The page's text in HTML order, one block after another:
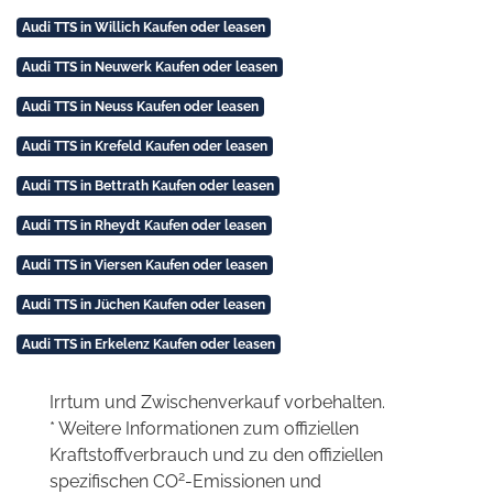
Audi TTS in Willich Kaufen oder leasen
Audi TTS in Neuwerk Kaufen oder leasen
Audi TTS in Neuss Kaufen oder leasen
Audi TTS in Krefeld Kaufen oder leasen
Audi TTS in Bettrath Kaufen oder leasen
Audi TTS in Rheydt Kaufen oder leasen
Audi TTS in Viersen Kaufen oder leasen
Audi TTS in Jüchen Kaufen oder leasen
Audi TTS in Erkelenz Kaufen oder leasen
Irrtum und Zwischenverkauf vorbehalten.
* Weitere Informationen zum offiziellen
Kraftstoffverbrauch und zu den offiziellen
spezifischen CO2-Emissionen und